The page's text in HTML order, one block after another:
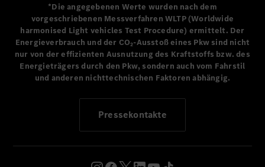
*Die angegebenen Werte wurden nach dem
vorgeschriebenen Messverfahren WLTP (Worldwide
harmonised Light vehicles Test Procedure) ermittelt. Der
Energieverbrauch und der CO₂-Ausstoß eines Pkw sind nicht
nur von der effizienten Ausnutzung des Kraftstoffs bzw. des
Energieträgers durch den Pkw, sondern auch vom Fahrstil
und anderen nichttechnischen Faktoren abhängig.
Pressekontakte